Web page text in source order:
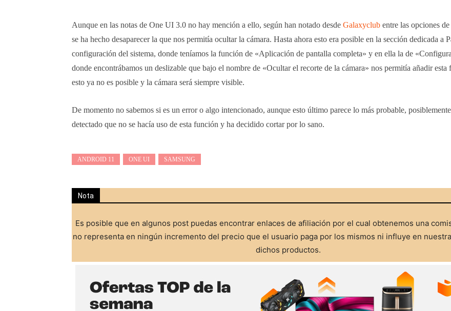
Aunque en las notas de One UI 3.0 no hay mención a ello, según han notado desde Galaxyclub entre las opciones
se ha hecho desaparecer la que nos permitía ocultar la cámara. Hasta ahora esto era posible en la sección dedicada a
configuración del sistema, donde teníamos la función de «Aplicación de pantalla completa» y en ella la de
donde encontrábamos un deslizable que bajo el nombre de «Ocultar el recorte de la cámara» nos permitía añadir esta
esto ya no es posible y la cámara será siempre visible.
De momento no sabemos si es un error o algo intencionado, aunque esto último parece lo más probable,
detectado que no se hacía uso de esta función y ha decidido cortar por lo sano.
ANDROID 11 ONE UI SAMSUNG
Nota
Es posible que en algunos post puedas encontrar enlaces de afiliación por el cual obtenemos una
no representa en ningún incremento del precio que el usuario paga por los mismos ni influye en
dichos productos.